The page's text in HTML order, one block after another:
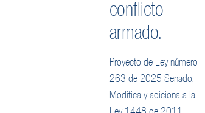
conflicto
armado.
Proyecto de Ley número
263 de 2025 Senado.
Modifica y adiciona a la